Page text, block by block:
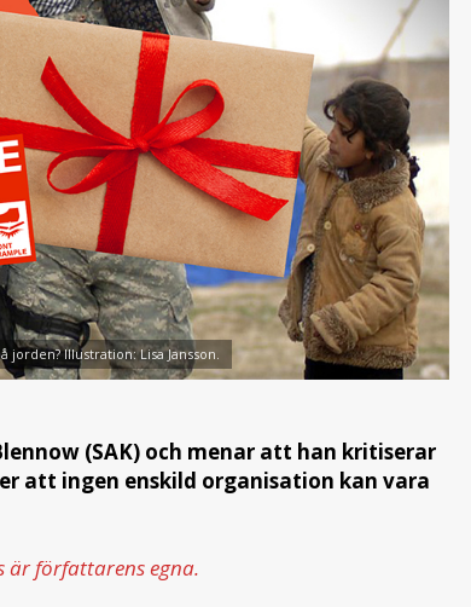
jorden? Illustration: Lisa Jansson.
(SAK) och menar att han kritiserar
att ingen enskild organisation kan vara
är författarens egna.